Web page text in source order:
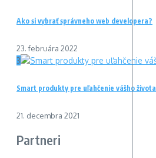
Ako si vybrať správneho web developera?
23. februára 2022
3
Smart produkty pre uľahčenie vášho života
21. decembra 2021
Partneri